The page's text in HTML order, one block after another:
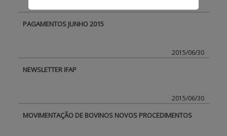
INFORMATIONS
BENEFICIARY SUPPORT
PAGAMENTOS JUNHO 2015
2015/06/30
NEWSLETTER IFAP
2015/06/30
MOVIMENTAÇÃO DE BOVINOS NOVOS PROCEDIMENTOS